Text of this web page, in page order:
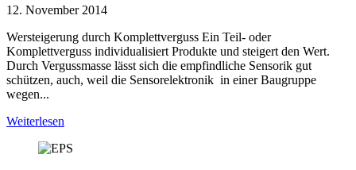
12. November 2014
Wersteigerung durch Komplettverguss Ein Teil- oder
Komplettverguss individualisiert Produkte und steigert den Wert.
Durch Vergussmasse lässt sich die empfindliche Sensorik gut
schützen, auch, weil die Sensorelektronik in einer Baugruppe
wegen...
Weiterlesen